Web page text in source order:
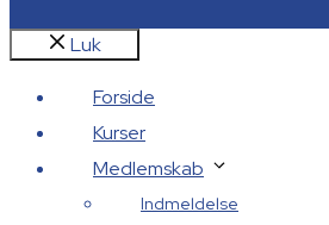
Luk
Forside
Kurser
Medlemskab
Indmeldelse